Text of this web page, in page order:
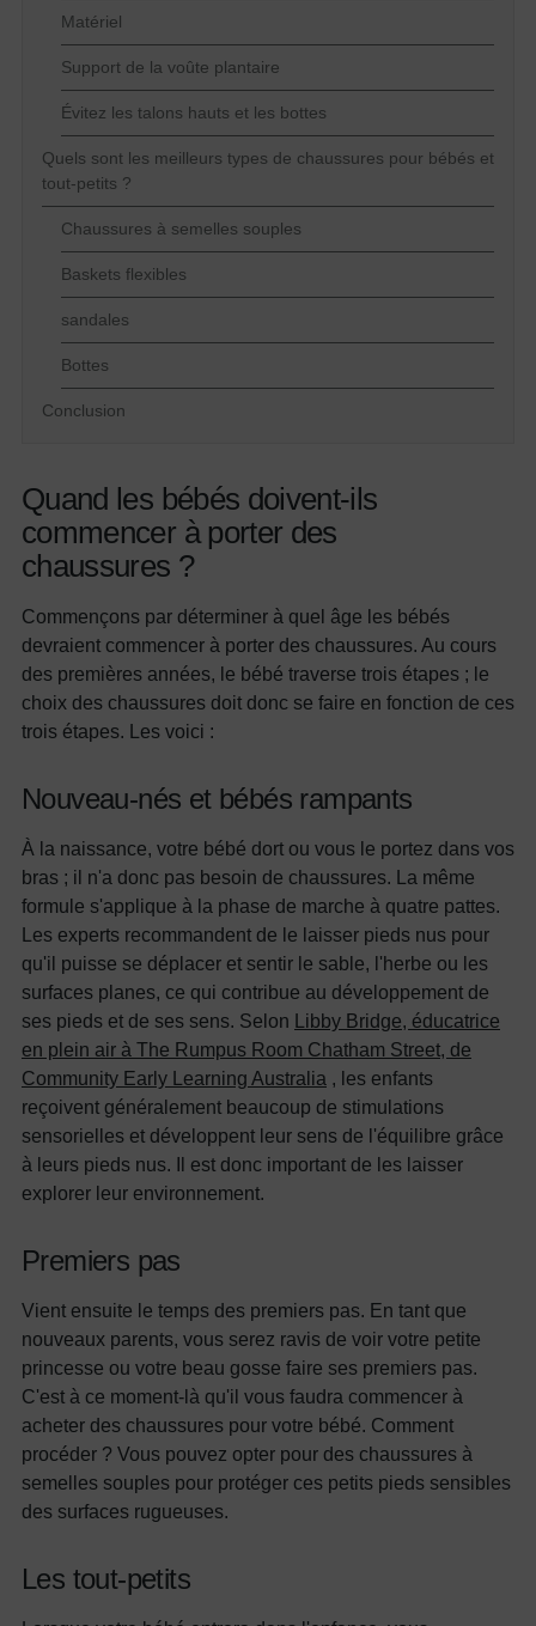
Matériel
Support de la voûte plantaire
Évitez les talons hauts et les bottes
Quels sont les meilleurs types de chaussures pour bébés et
tout-petits ?
Chaussures à semelles souples
Baskets flexibles
sandales
Bottes
Conclusion
Quand les bébés doivent-ils
commencer à porter des
chaussures ?
Commençons par déterminer à quel âge les bébés
devraient commencer à porter des chaussures. Au cours
des premières années, le bébé traverse trois étapes ; le
choix des chaussures doit donc se faire en fonction de ces
trois étapes. Les voici :
Nouveau-nés et bébés rampants
À la naissance, votre bébé dort ou vous le portez dans vos
bras ; il n'a donc pas besoin de chaussures. La même
formule s'applique à la phase de marche à quatre pattes.
Les experts recommandent de le laisser pieds nus pour
qu'il puisse se déplacer et sentir le sable, l'herbe ou les
surfaces planes, ce qui contribue au développement de
ses pieds et de ses sens. Selon Libby Bridge, éducatrice
en plein air à The Rumpus Room Chatham Street, de
Community Early Learning Australia , les enfants
reçoivent généralement beaucoup de stimulations
sensorielles et développent leur sens de l'équilibre grâce
à leurs pieds nus. Il est donc important de les laisser
explorer leur environnement.
Premiers pas
Vient ensuite le temps des premiers pas. En tant que
nouveaux parents, vous serez ravis de voir votre petite
princesse ou votre beau gosse faire ses premiers pas.
C'est à ce moment-là qu'il vous faudra commencer à
acheter des chaussures pour votre bébé. Comment
procéder ? Vous pouvez opter pour des chaussures à
semelles souples pour protéger ces petits pieds sensibles
des surfaces rugueuses.
Les tout-petits